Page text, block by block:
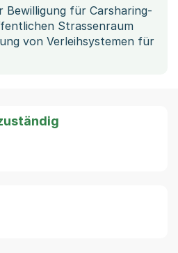
für Carsharing-
Strassenraum
von Verleihsystemen für